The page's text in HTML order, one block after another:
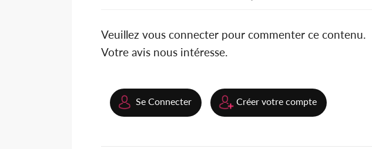
Veuillez vous connecter pour commenter ce contenu.
Votre avis nous intéresse.
Se Connecter Créer votre compte